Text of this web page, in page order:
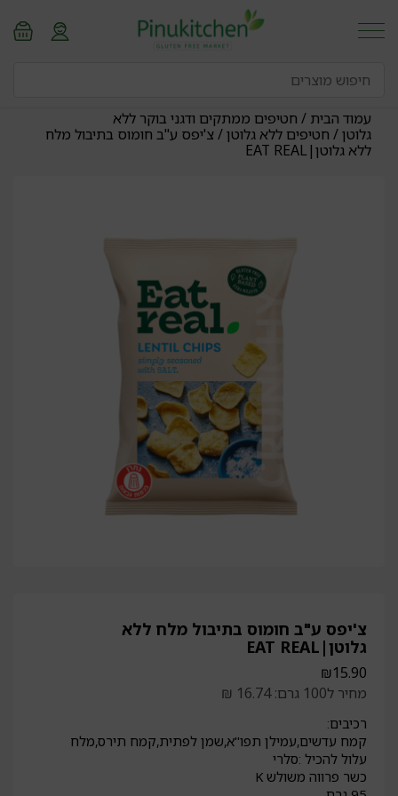
עמוד הבית / חטיפים ממתקים ודגני בוקר ללא
גלוטן/ חטיפים ללא גלוטן/ צ'יפס ע"ב חומוס בתיבול מלח
ללא גלוטן|EAT REAL
צ'יפס ע"ב חומוס בתיבול מלח ללא
גלוטן|EAT REAL
₪15.90
מחיר ל100 גרם: 16.74 ₪
רכיבים:
קמח עדשים,עמילן תפו"א,שמן לפתית,קמח תירס,מלח
עלול להכיל :סלרי
כשר פרווה משולש K